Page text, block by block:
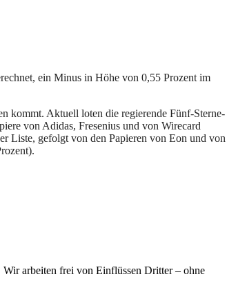
ein Minus in Höhe von 0,55 Prozent im
kommt. Aktuell loten die regierende Fünf-Sterne-
von Adidas, Fresenius und von Wirecard
Liste, gefolgt von den Papieren von Eon und von
arbeiten frei von Einflüssen Dritter – ohne